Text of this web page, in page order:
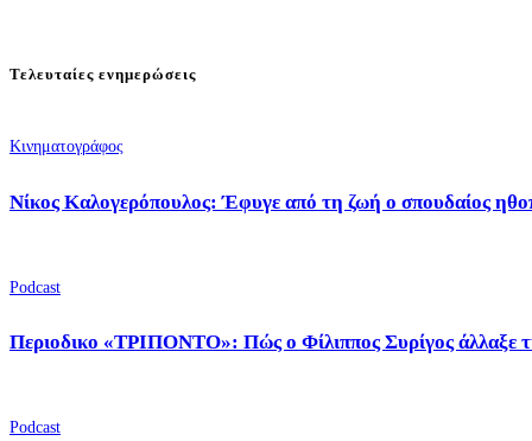
Τελευταίες ενημερώσεις
Κινηματογράφος
Νίκος Καλογερόπουλος: Έφυγε από τη ζωή ο σπουδαίος
Podcast
Περιοδικο «ΤΡΙΠΟΝΤΟ»: Πώς ο Φίλιππος Συρίγος άλλαξε
Podcast